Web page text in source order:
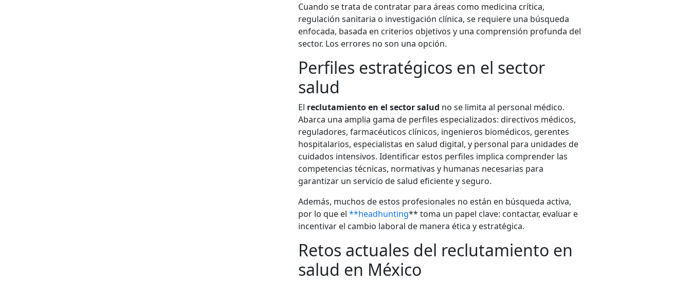
Cuando se trata de contratar para áreas como medicina crítica,
regulación sanitaria o investigación clínica, se requiere una búsqueda
enfocada, basada en criterios objetivos y una comprensión profunda del
sector. Los errores no son una opción.
Perfiles estratégicos en el sector
salud
El reclutamiento en el sector salud no se limita al personal médico.
Abarca una amplia gama de perfiles especializados: directivos médicos,
reguladores, farmacéuticos clínicos, ingenieros biomédicos, gerentes
hospitalarios, especialistas en salud digital, y personal para unidades de
cuidados intensivos. Identificar estos perfiles implica comprender las
competencias técnicas, normativas y humanas necesarias para
garantizar un servicio de salud eficiente y seguro.
Además, muchos de estos profesionales no están en búsqueda activa,
por lo que el **headhunting** toma un papel clave: contactar, evaluar e
incentivar el cambio laboral de manera ética y estratégica.
Retos actuales del reclutamiento en
salud en México